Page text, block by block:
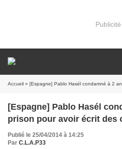
Publicité
Accueil » [Espagne] Pablo Hasél condamné à 2 ans
[Espagne] Pablo Hasél
prison pour avoir écrit des
Publié le 25/04/2014 à 14:25
Par C.L.A.P33